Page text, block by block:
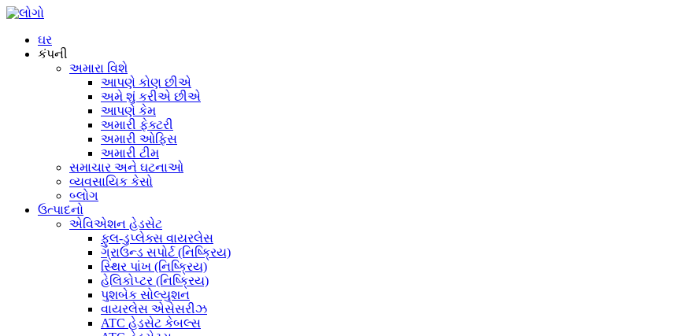
ઘર
કંપની
અમારા વિશે
આપણે કોણ છીએ
અમે શું કરીએ છીએ
આપણે કેમ
અમારી ફેક્ટરી
અમારી ઓફિસ
અમારી ટીમ
સમાચાર અને ઘટનાઓ
વ્યવસાયિક કેસો
બ્લોગ
ઉત્પાદનો
એવિએશન હેડસેટ
ફુલ-ડુપ્લેક્સ વાયરલેસ
ગ્રાઉન્ડ સપોર્ટ (નિષ્ક્રિય)
સ્થિર પાંખ (નિષ્ક્રિય)
હેલિકોપ્ટર (નિષ્ક્રિય)
પુશબેક સોલ્યુશન
વાયરલેસ એસેસરીઝ
ATC હેડસેટ કેબલ્સ